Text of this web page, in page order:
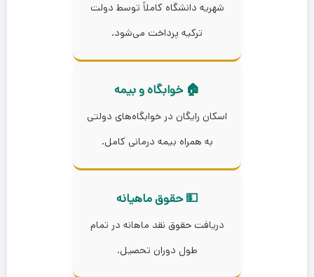
شهریه دانشگاه کاملاً توسط دولت
ترکیه پرداخت می‌شود.
🏠 خوابگاه و بیمه
اسکان رایگان در خوابگاه‌های دولتی
به همراه بیمه درمانی کامل.
💵 حقوق ماهیانه
دریافت حقوق نقد ماهانه در تمام
طول دوران تحصیل.